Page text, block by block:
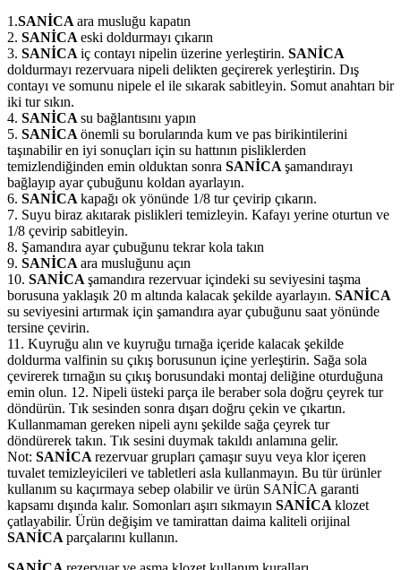
1.SANİCAara musluğu kapatın
2. SANİCAeski doldurmayı çıkarın
3. SANİCAiç contayı nipelin üzerine yerleştirin. SANİCA
doldurmayı rezervuara nipeli delikten geçirerek yerleştirin. Dış
contayı ve somunu nipele el ile sıkarak sabitleyin. Somut anahtarı bir
iki tur sıkın.
4. SANİCAsu bağlantısını yapın
5. SANİCAönemli su borularında kum ve pas birikintilerini
taşınabilir en iyi sonuçları için su hattının pisliklerden
temizlendiğinden emin olduktan sonra SANİCAşamandırayı
bağlayıp ayar çubuğunu koldan ayarlayın.
6. SANİCAkapağı ok yönünde 1/8 tur çevirip çıkarın.
7. Suyu biraz akıtarak pislikleri temizleyin. Kafayı yerine oturtun ve
1/8 çevirip sabitleyin.
8. Şamandıra ayar çubuğunu tekrar kola takın
9. SANİCAara musluğunu açın
10. SANİCAşamandıra rezervuar içindeki su seviyesini taşma
borusuna yaklaşık 20 m altında kalacak şekilde ayarlayın. SANİCA
su seviyesini artırmak için şamandıra ayar çubuğunu saat yönünde
tersine çevirin.
11. Kuyruğu alın ve kuyruğu tırnağa içeride kalacak şekilde
doldurma valfinin su çıkış borusunun içine yerleştirin. Sağa sola
çevirerek tırnağın su çıkış borusundaki montaj deliğine oturduğuna
emin olun. 12. Nipeli üsteki parça ile beraber sola doğru çeyrek tur
döndürün. Tık sesinden sonra dışarı doğru çekin ve çıkartın.
Kullanmaman gereken nipeli aynı şekilde sağa çeyrek tur
döndürerek takın. Tık sesini duymak takıldı anlamına gelir.
Not: SANİCArezervuar grupları çamaşır suyu veya klor içeren
tuvalet temizleyicileri ve tabletleri asla kullanmayın. Bu tür ürünler
kullanım su kaçırmaya sebep olabilir ve ürün SANİCA garanti
kapsamı dışında kalır. Somonları aşırı sıkmayın SANİCAklozet
çatlayabilir. Ürün değişim ve tamirattan daima kaliteli orijinal
SANİCAparçalarını kullanın.